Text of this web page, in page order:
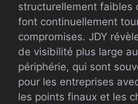
structurellement faibles
font continuellement
compromises. JDY
de visibilité plus large
périphérie, qui sont
pour les entreprises
les points finaux et les